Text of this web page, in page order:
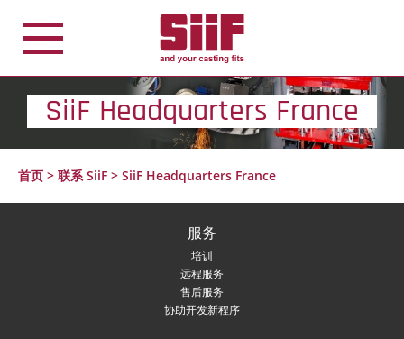
SiiF Headquarters France
首页 > 联系 SiiF > SiiF Headquarters France
服务
培训
远程服务
售后服务
协助开发新程序